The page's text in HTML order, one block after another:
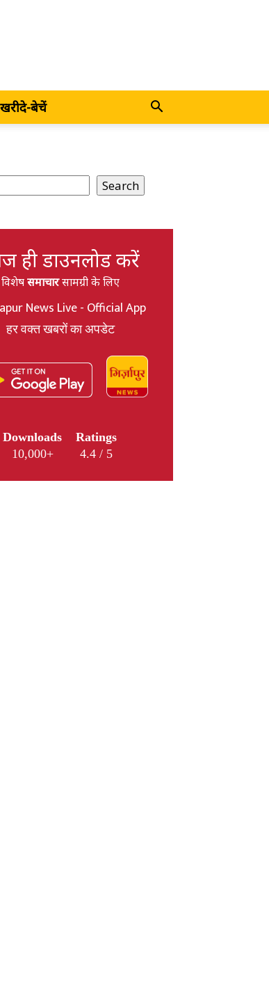
खरीदे-बेचें
Search
ही डाउनलोड करें
विशेषसमाचारसामग्री के लिए
News Live - Official App
हर वक्त खबरों का अपडेट
Downloads
10,000+
Ratings
4.4 / 5